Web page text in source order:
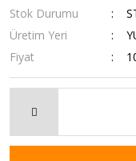
Stok Durumu
Üretim Yeri
Fiyat